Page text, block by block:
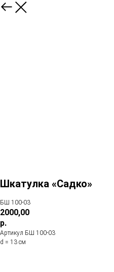
Шкатулка «Садко»
БШ 100-03
2000,00
р.
Артикул БШ 100-03
d = 13 см